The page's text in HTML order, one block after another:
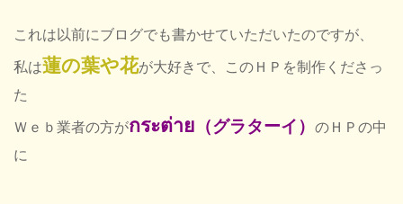
これは以前にブログでも書かせていただいたのですが、
私は蓮の葉や花が大好きで、このＨＰを制作くださっ
た
Ｗｅｂ業者の方がกระต่าย （グラターイ） のＨＰの中
に